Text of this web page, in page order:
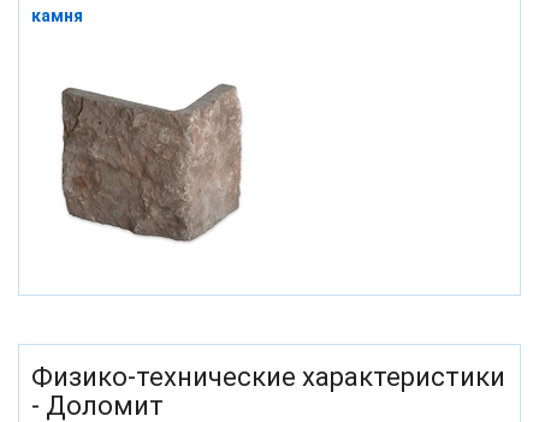
камня
Физико-технические характеристики
- Доломит